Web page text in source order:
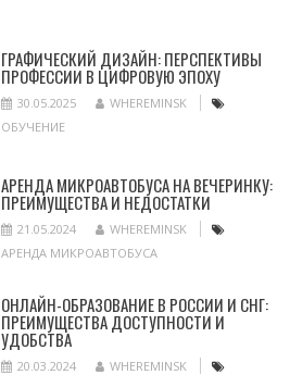
ГРАФИЧЕСКИЙ ДИЗАЙН: ПЕРСПЕКТИВЫ
ПРОФЕССИИ В ЦИФРОВУЮ ЭПОХУ
30.05.2025
WHEREMINSK
ОБУЧЕНИЕ
АРЕНДА МИКРОАВТОБУСА НА ВЕЧЕРИНКУ:
ПРЕИМУЩЕСТВА И НЕДОСТАТКИ
21.05.2024
WHEREMINSK
АРЕНДА МИКРОАВТОБУСА
ОНЛАЙН-ОБРАЗОВАНИЕ В РОССИИ И СНГ:
ПРЕИМУЩЕСТВА ДОСТУПНОСТИ И
УДОБСТВА
20.03.2024
WHEREMINSK